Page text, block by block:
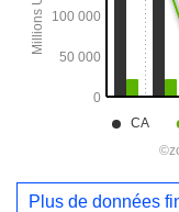
Plus de données